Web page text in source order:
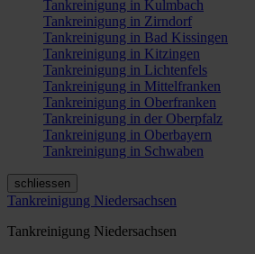
Tankreinigung in Kulmbach
Tankreinigung in Zirndorf
Tankreinigung in Bad Kissingen
Tankreinigung in Kitzingen
Tankreinigung in Lichtenfels
Tankreinigung in Mittelfranken
Tankreinigung in Oberfranken
Tankreinigung in der Oberpfalz
Tankreinigung in Oberbayern
Tankreinigung in Schwaben
schliessen
Tankreinigung Niedersachsen
Tankreinigung Niedersachsen